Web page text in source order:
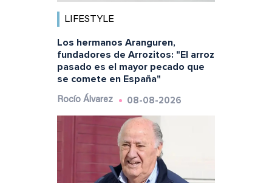
LIFESTYLE
Los hermanos Aranguren,
fundadores de Arrozitos: "El arroz
pasado es el mayor pecado que
se comete en España"
Rocío Álvarez 08-08-2026